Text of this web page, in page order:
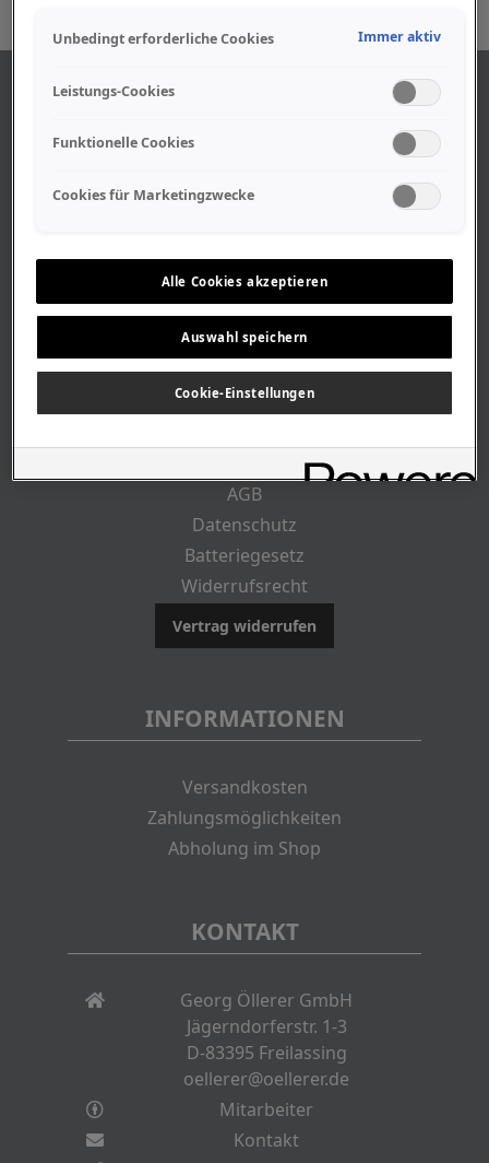
Geschäftszeiten
Stellenangebote
Geschichte
RECHTLICHES
AGB
Datenschutz
Batteriegesetz
Widerrufsrecht
Vertrag widerrufen
INFORMATIONEN
Versandkosten
Zahlungsmöglichkeiten
Abholung im Shop
KONTAKT
Georg Öllerer GmbH
Jägerndorferstr. 1-3
D-83395 Freilassing
oellerer@oellerer.de
Mitarbeiter
Kontakt
Unbedingt erforderliche Cookies Immer aktiv
Leistungs-Cookies
Funktionelle Cookies
Cookies für Marketingzwecke
Alle Cookies akzeptieren
Auswahl speichern
Cookie-Einstellungen